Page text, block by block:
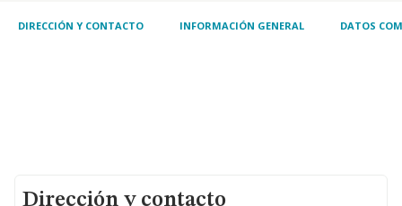
DIRECCIÓN Y CONTACTO INFORMACIÓN GENERAL DATOS
Dirección y contacto